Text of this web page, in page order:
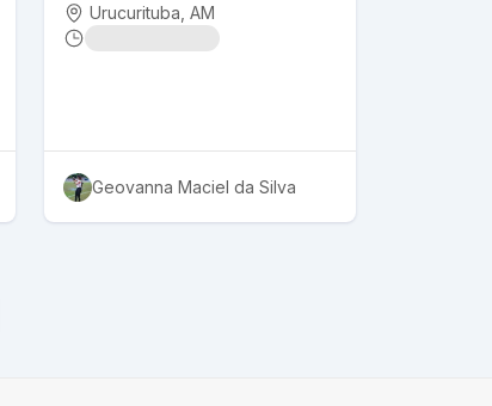
Urucurituba , AM
Geovanna Maciel da Silva